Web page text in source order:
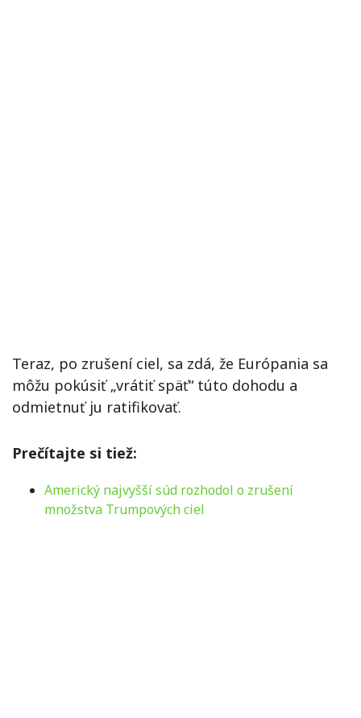
Teraz, po zrušení ciel, sa zdá, že Európania sa
môžu pokúsiť „vrátiť späť“ túto dohodu a
odmietnuť ju ratifikovať.
Prečítajte si tiež:
Americký najvyšší súd rozhodol o zrušení
množstva Trumpových ciel